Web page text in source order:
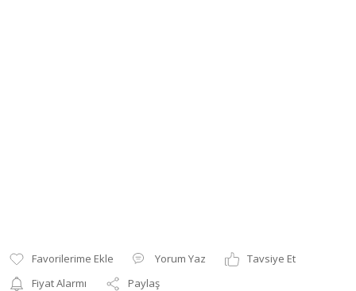
Yorum Yaz
Tavsiye Et
Fiyat Alarmı
Paylaş